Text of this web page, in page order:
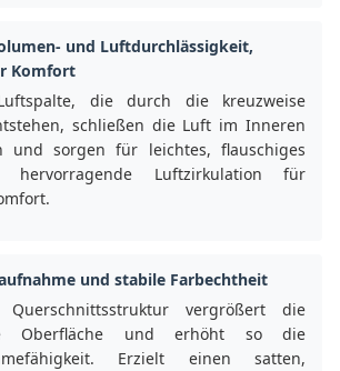
und Luftdurchlässigkeit,
Komfort
die durch die kreuzweise
schließen die Luft im Inneren
und sorgen für leichtes, flauschiges
hervorragende Luftzirkulation für
und stabile Farbechtheit
Querschnittsstruktur vergrößert die
Oberfläche und erhöht so die
Erzielt einen satten,